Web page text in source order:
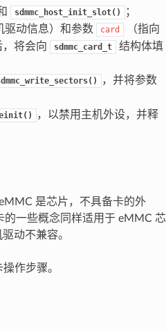
sdmmc_host_init_slot()
；
驱动信息）和参数 card （指向
将会向 sdmmc_card_t
结构体填
，并将参数
，以禁用主机外设，并释
是芯片，不具备卡的外
的一些概念同样适用于 eMMC 芯
动不兼容。
作步骤。